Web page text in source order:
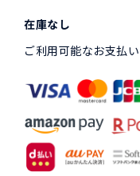
在庫なし
ご利用可能なお支払